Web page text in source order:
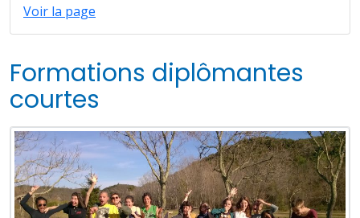
Voir la page
Formations diplômantes
courtes